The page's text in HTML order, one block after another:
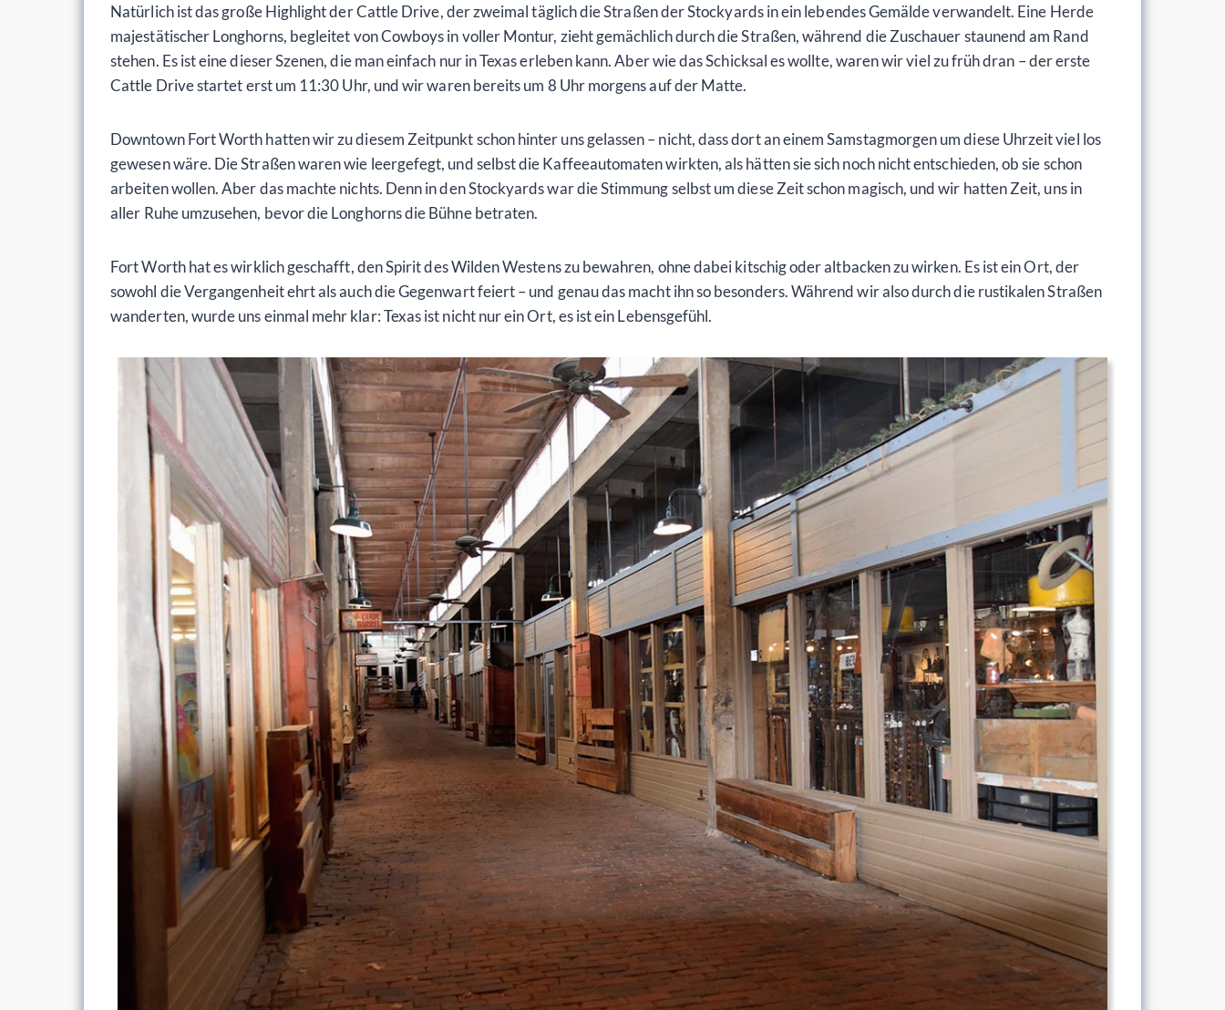
Natürlich ist das große Highlight der Cattle Drive, der zweimal täglich die Straßen der Stockyards in ein lebendes Gemälde verwandelt. Eine Herde
majestätischer Longhorns, begleitet von Cowboys in voller Montur, zieht gemächlich durch die Straßen, während die Zuschauer staunend am Rand
stehen. Es ist eine dieser Szenen, die man einfach nur in Texas erleben kann. Aber wie das Schicksal es wollte, waren wir viel zu früh dran – der erste
Cattle Drive startet erst um 11:30 Uhr, und wir waren bereits um 8 Uhr morgens auf der Matte.
Downtown Fort Worth hatten wir zu diesem Zeitpunkt schon hinter uns gelassen – nicht, dass dort an einem Samstagmorgen um diese Uhrzeit viel los
gewesen wäre. Die Straßen waren wie leergefegt, und selbst die Kaffeeautomaten wirkten, als hätten sie sich noch nicht entschieden, ob sie schon
arbeiten wollen. Aber das machte nichts. Denn in den Stockyards war die Stimmung selbst um diese Zeit schon magisch, und wir hatten Zeit, uns in
aller Ruhe umzusehen, bevor die Longhorns die Bühne betraten.
Fort Worth hat es wirklich geschafft, den Spirit des Wilden Westens zu bewahren, ohne dabei kitschig oder altbacken zu wirken. Es ist ein Ort, der
sowohl die Vergangenheit ehrt als auch die Gegenwart feiert – und genau das macht ihn so besonders. Während wir also durch die rustikalen Straßen
wanderten, wurde uns einmal mehr klar: Texas ist nicht nur ein Ort, es ist ein Lebensgefühl.